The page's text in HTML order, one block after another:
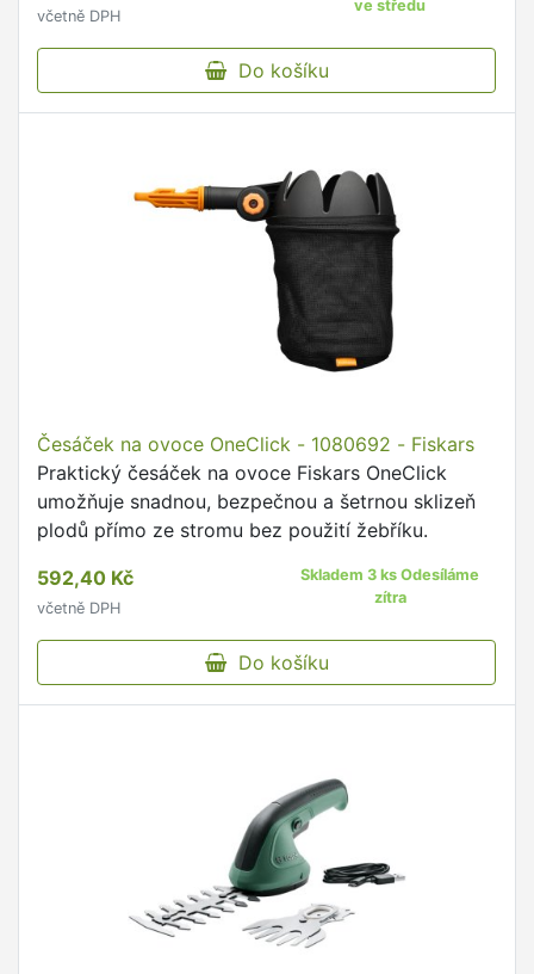
včetně DPH
ve středu
Do košíku
Česáček na ovoce OneClick - 1080692 - Fiskars
Praktický česáček na ovoce Fiskars OneClick
umožňuje snadnou, bezpečnou a šetrnou sklizeň
plodů přímo ze stromu bez použití žebříku.
592,40 Kč
včetně DPH
Skladem 3 ks Odesíláme
zítra
Do košíku